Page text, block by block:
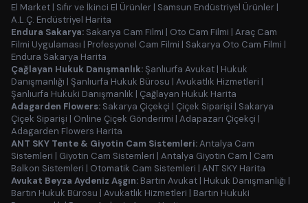
El Market | Sıfır ve İkinci El Ürünler | Samsun Endüstriyel Ürünler |
A.L.Ç. Endüstriyel Harita
Endura Sakarya: Sakarya Cam Filmi | Oto Cam Filmi | Araç Cam
Filmi Uygulaması | Profesyonel Cam Filmi | Sakarya Oto Cam Filmi |
Endura Sakarya Harita
Çağlayan Hukuk Danışmanlık:Şanlıurfa Avukat | Hukuk
Danışmanlığı | Şanlıurfa Hukuk Bürosu | Avukatlık Hizmetleri |
Şanlıurfa Hukuki Danışmanlık | Çağlayan Hukuk Harita
Adagarden Flowers: Sakarya Çiçekçi | Çiçek Siparişi | Sakarya
Çiçek Siparişi | Online Çiçek Gönderimi | Adapazarı Çiçekçi |
Adagarden Flowers Harita
ANT SKY Tente & Giyotin Cam Sistemleri:Antalya Cam
Sistemleri | Giyotin Cam Sistemleri | Antalya Giyotin Cam | Cam
Balkon Sistemleri | Otomatik Cam Sistemleri | ANT SKY Harita
Avukat Beyza Aydeniz Aşgın: Bartın Avukat | Hukuk Danışmanlığı |
Bartın Hukuk Bürosu | Avukatlık Hizmetleri | Bartın Hukuki